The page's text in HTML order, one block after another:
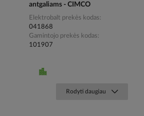
antgaliams - CIMCO
Elektrobalt prekės kodas
041868
Gamintojo prekės kodas
101907
Rodyti daugiau